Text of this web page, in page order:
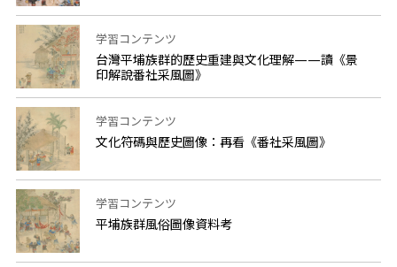
学習コンテンツ
台灣平埔族群的歷史重建與文化理解——讀《景
印解說番社采風圖》
学習コンテンツ
文化符碼與歷史圖像：再看《番社采風圖》
学習コンテンツ
平埔族群風俗圖像資料考